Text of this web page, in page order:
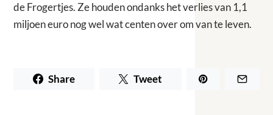
de Frogertjes. Ze houden ondanks het verlies van 1,1
miljoen euro nog wel wat centen over om van te leven.
Share Tweet